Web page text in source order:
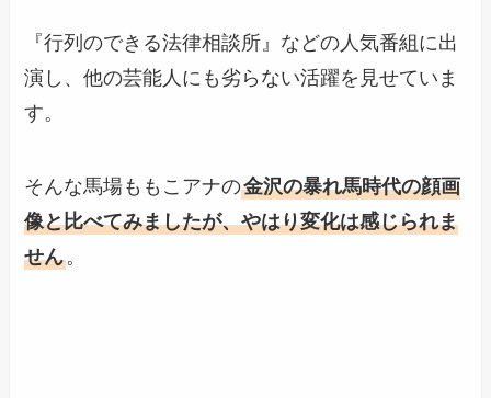
『行列のできる法律相談所』などの人気番組に出
演し、他の芸能人にも劣らない活躍を見せていま
す。
そんな馬場ももこアナの金沢の暴れ馬時代の顔画
像と比べてみましたが、やはり変化は感じられま
せん。